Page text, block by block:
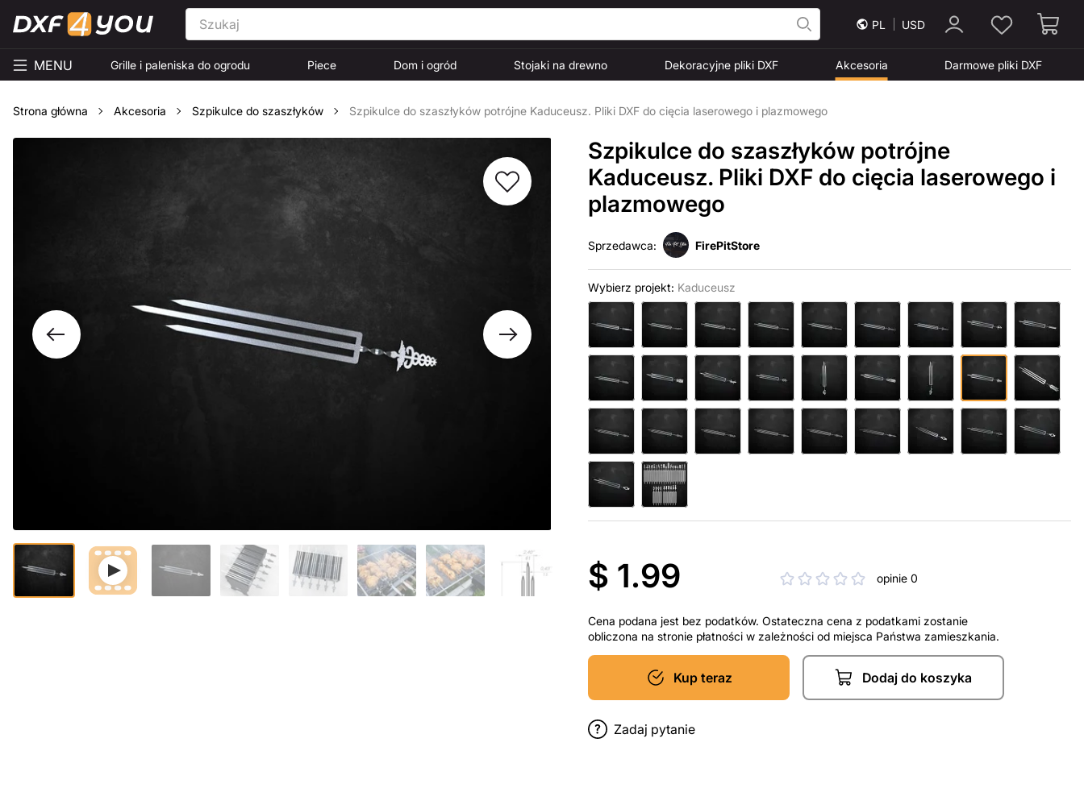
PL USD
MENU Grille i paleniska do ogrodu Piece Dom i ogród Stojaki na drewno Dekoracyjne pliki DXF Akcesoria Darmowe pliki DXF
Strona główna Akcesoria Szpikulce do szaszłyków Szpikulce do szaszłyków potrójne Kaduceusz. Pliki DXF do cięcia laserowego i plazmowego
Szpikulce do szaszłyków potrójne
Kaduceusz. Pliki DXF do cięcia laserowego i
plazmowego
Sprzedawca: FirePitStore
Wybierz projekt: Kaduceusz
$ 1.99 opinie 0
Cena podana jest bez podatków. Ostateczna cena z podatkami zostanie
obliczona na stronie płatności w zależności od miejsca Państwa zamieszkania.
Kup teraz Dodaj do koszyka
Zadaj pytanie